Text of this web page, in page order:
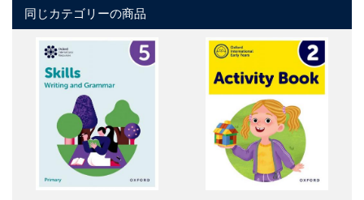
同じカテゴリーの商品